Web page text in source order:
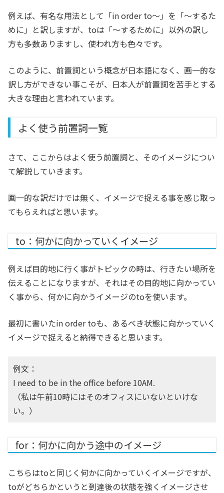
例えば、有名な用法として「in order to〜」を「〜するた
めに」と訳しますが、toは「〜するために」以外の訳し
方も多数ありますし、使われ方も色々です。
このように、前置詞という概念が日本語になく、画一的な
訳し方ができない事こそが、日本人が前置詞を苦手とする
大きな理由と言われています。
よく使う前置詞一覧
さて、ここからはよく使う前置詞と、そのイメージについ
て解説していきます。
画一的な訳だけでは無く、イメージで捉える事を感じ取っ
てもらえればと思います。
to：何かに向かっていくイメージ
例えば目的地に行く事がトピックの時は、行きたい場所を
伝えることになりますが、それはその目的地に向かってい
く事から、何かに向かうイメージのtoを使います。
最初に書いたin order toも、あるべき状態に向かっていく
イメージで捉えると納得できると思います。
例文：
I need to be in the office before 10AM.
（私は午前10時にはそのオフィスにいないといけな
い。）
for：何かに向かう途中のイメージ
こちらはtoと同じく何かに向かっていくイメージですが、
toがどちらかというと到達後の状態を強くイメージさせ